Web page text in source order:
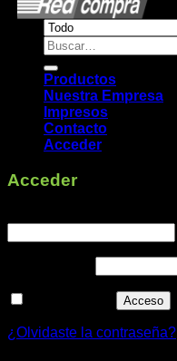
Buscar
por:
Productos
Nuestra Empresa
Impresos
Contacto
Acceder
Acceder
Acceso
¿Olvidaste la contraseña?